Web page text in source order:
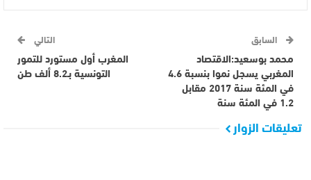
السابق
محمد بوسعيد:الاقتصاد
المغربي يسجل نموا بنسبة 4.6
في المئة سنة 2017 مقابل
1.2 في المئة سنة
التالي
المغرب أول مستورد للتمور
التونسية بـ8.2 ألف طن
تعليقات الزوار